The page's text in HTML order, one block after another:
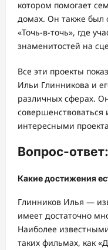
котором помогает
домах. Он также был
«Точь-в-точь», где
знаменитостей на
Все эти проекты
Ильи Глинникова и
различных сферах.
интересными
Вопрос-ответ:
Какие достижения
Глинников Илья —
имеет достаточно
Наиболее
таких фильмах, как